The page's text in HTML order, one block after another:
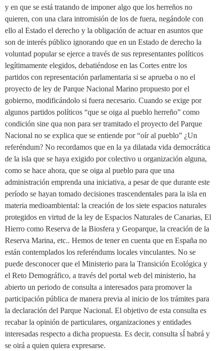
y en que se está tratando de imponer algo que los herreños no
quieren, con una clara intromisión de los de fuera, negándole con
ello al Estado el derecho y la obligación de actuar en asuntos que
son de interés público ignorando que en un Estado de derecho la
voluntad popular se ejerce a través de sus representantes políticos
legítimamente elegidos, debatiéndose en las Cortes entre los
partidos con representación parlamentaria si se aprueba o no el
proyecto de ley de Parque Nacional Marino propuesto por el
gobierno, modificándolo si fuera necesario. Cuando se exige por
algunos partidos políticos “que se oiga al pueblo herreño” como
condición sine qua non para ser tramitado el proyecto del Parque
Nacional no se explica que se entiende por “oír al pueblo” ¿Un
referéndum? No recordamos que en la ya dilatada vida democrática
de la isla que se haya exigido por colectivo u organización alguna,
como se hace ahora, que se oiga al pueblo para que una
administración emprenda una iniciativa, a pesar de que durante este
período se hayan tomado decisiones trascendentales para la isla en
materia medioambiental: la creación de los siete espacios naturales
protegidos en virtud de la ley de Espacios Naturales de Canarias, El
Hierro como Reserva de la Biosfera y Geoparque, la creación de la
Reserva Marina, etc.. Hemos de tener en cuenta que en España no
están contemplados los referéndums locales vinculantes. No se
puede desconocer que el Ministerio para la Transición Ecológica y
el Reto Demográfico, a través del portal web del ministerio, ha
abierto un periodo de consulta a interesados para promover la
participación pública de manera previa al inicio de los trámites para
la declaración del Parque Nacional. El objetivo de esta consulta es
recabar la opinión de particulares, organizaciones y entidades
interesadas respecto a dicha propuesta. Es decir, consulta sÍ habrá y
se oirá a quien quiera expresarse.